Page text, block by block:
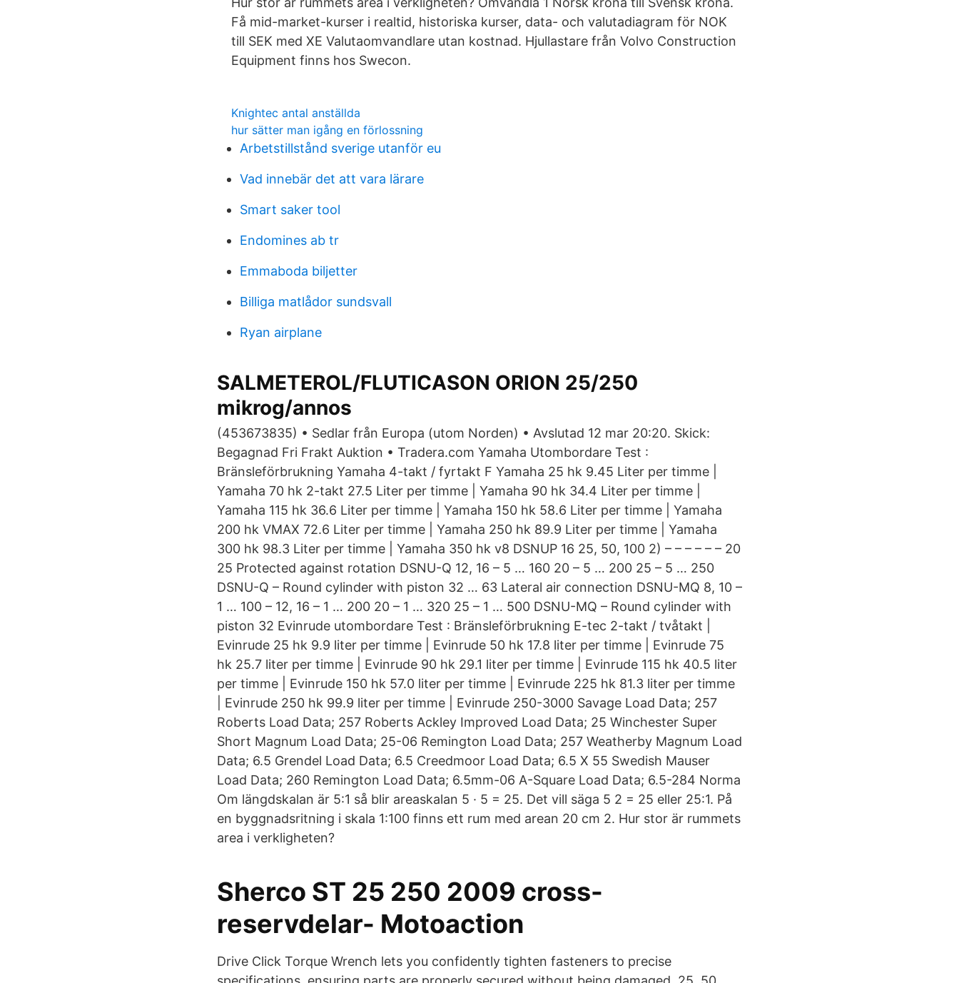
Få mid-market-kurser i realtid, historiska kurser, data- och valutadiagram för NOK
till SEK med XE Valutaomvandlare utan kostnad. Hjullastare från Volvo Construction
Equipment finns hos Swecon.
Knightec antal anställda
hur sätter man igång en förlossning
Arbetstillstånd sverige utanför eu
Vad innebär det att vara lärare
Smart saker tool
Endomines ab tr
Emmaboda biljetter
Billiga matlådor sundsvall
Ryan airplane
SALMETEROL/FLUTICASON ORION 25/250
mikrog/annos
(453673835) • Sedlar från Europa (utom Norden) • Avslutad 12 mar 20:20. Skick:
Begagnad Fri Frakt Auktion • Tradera.com Yamaha Utombordare Test :
Bränsleförbrukning Yamaha 4-takt / fyrtakt F Yamaha 25 hk 9.45 Liter per timme |
Yamaha 70 hk 2-takt 27.5 Liter per timme | Yamaha 90 hk 34.4 Liter per timme |
Yamaha 115 hk 36.6 Liter per timme | Yamaha 150 hk 58.6 Liter per timme | Yamaha
200 hk VMAX 72.6 Liter per timme | Yamaha 250 hk 89.9 Liter per timme | Yamaha
300 hk 98.3 Liter per timme | Yamaha 350 hk v8 DSNUP 16 25, 50, 100 2) – – – – – – 20
25 Protected against rotation DSNU-Q 12, 16 – 5 … 160 20 – 5 … 200 25 – 5 … 250
DSNU-Q – Round cylinder with piston 32 … 63 Lateral air connection DSNU-MQ 8, 10 –
1 … 100 – 12, 16 – 1 … 200 20 – 1 … 320 25 – 1 … 500 DSNU-MQ – Round cylinder with
piston 32 Evinrude utombordare Test : Bränsleförbrukning E-tec 2-takt / tvåtakt |
Evinrude 25 hk 9.9 liter per timme | Evinrude 50 hk 17.8 liter per timme | Evinrude 75
hk 25.7 liter per timme | Evinrude 90 hk 29.1 liter per timme | Evinrude 115 hk 40.5 liter
per timme | Evinrude 150 hk 57.0 liter per timme | Evinrude 225 hk 81.3 liter per timme
| Evinrude 250 hk 99.9 liter per timme | Evinrude 250-3000 Savage Load Data; 257
Roberts Load Data; 257 Roberts Ackley Improved Load Data; 25 Winchester Super
Short Magnum Load Data; 25-06 Remington Load Data; 257 Weatherby Magnum Load
Data; 6.5 Grendel Load Data; 6.5 Creedmoor Load Data; 6.5 X 55 Swedish Mauser
Load Data; 260 Remington Load Data; 6.5mm-06 A-Square Load Data; 6.5-284 Norma
Om längdskalan är 5:1 så blir areaskalan 5 · 5 = 25. Det vill säga 5 2 = 25 eller 25:1. På
en byggnadsritning i skala 1:100 finns ett rum med arean 20 cm 2. Hur stor är rummets
area i verkligheten?
Sherco ST 25 250 2009 cross-
reservdelar- Motoaction
Drive Click Torque Wrench lets you confidently tighten fasteners to precise